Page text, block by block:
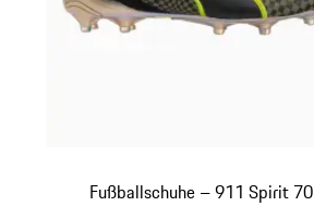
Fußballschuhe – 911 Spirit 70